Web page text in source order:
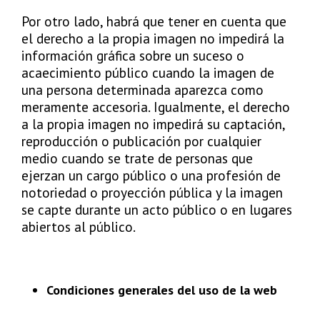
Por otro lado, habrá que tener en cuenta que
el derecho a la propia imagen no impedirá la
información gráfica sobre un suceso o
acaecimiento público cuando la imagen de
una persona determinada aparezca como
meramente accesoria. Igualmente, el derecho
a la propia imagen no impedirá su captación,
reproducción o publicación por cualquier
medio cuando se trate de personas que
ejerzan un cargo público o una profesión de
notoriedad o proyección pública y la imagen
se capte durante un acto público o en lugares
abiertos al público.
Condiciones generales del uso de la web